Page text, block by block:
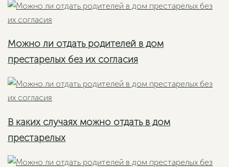
Можно ли отдать родителей в дом
престарелых без их согласия
В каких случаях можно отдать в дом
престарелых